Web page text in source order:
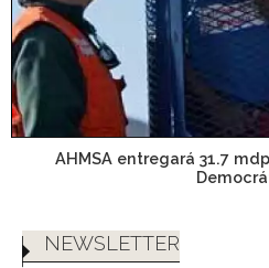
AHMSA entregará 31.7
NEWSLETTER